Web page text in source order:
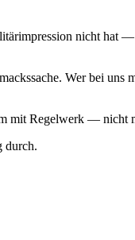
nicht hat
Wer bei uns
mit Regelwerk — nicht
durch.